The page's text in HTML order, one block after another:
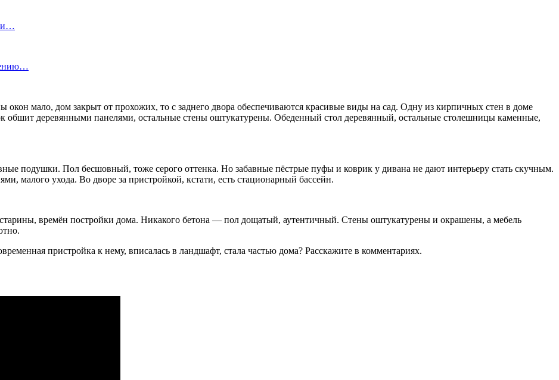
мало, дом закрыт от прохожих, то с заднего двора обеспечиваются красивые виды на сад. Одну из кирпичных стен в доме
обшит деревянными панелями, остальные стены оштукатурены. Обеденный стол деревянный, остальные столешницы каменные,
подушки. Пол бесшовный, тоже серого оттенка. Но забавные пёстрые пуфы и коврик у дивана не дают интерьеру стать скучным.
малого ухода. Во дворе за пристройкой, кстати, есть стационарный бассейн.
времён постройки дома. Никакого бетона — пол дощатый, аутентичный. Стены оштукатурены и окрашены, а мебель
пристройка к нему, вписалась в ландшафт, стала частью дома? Расскажите в комментариях.